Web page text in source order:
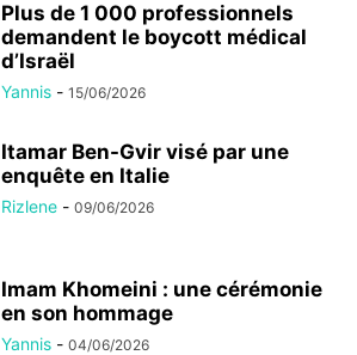
Plus de 1 000 professionnels
demandent le boycott médical
d’Israël
Yannis - 15/06/2026
Itamar Ben-Gvir visé par une
enquête en Italie
Rizlene - 09/06/2026
Imam Khomeini : une cérémonie
en son hommage
Yannis - 04/06/2026